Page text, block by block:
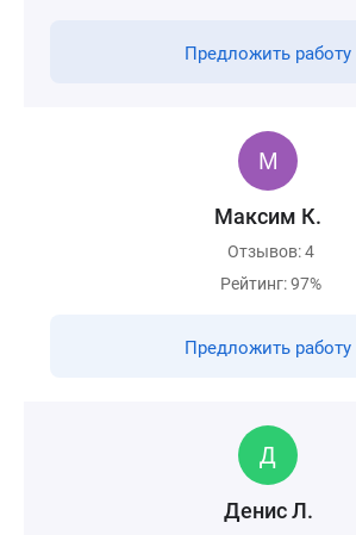
Предложить работу
Максим К.
Отзывов: 4
Рейтинг: 97%
Предложить работу
Денис Л.